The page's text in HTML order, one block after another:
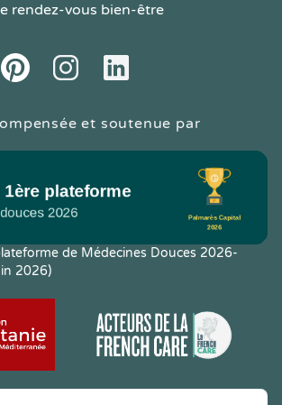
rendez-vous bien-être
PinteresetInstagramLinkedIn
et soutenue par
de Médecines Douces 2026-
2026)